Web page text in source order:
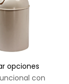
opciones
con